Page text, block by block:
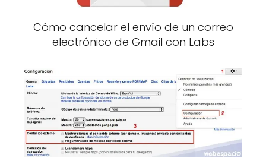
Cómo cancelar el envío de un correo
electrónico de Gmail con Labs